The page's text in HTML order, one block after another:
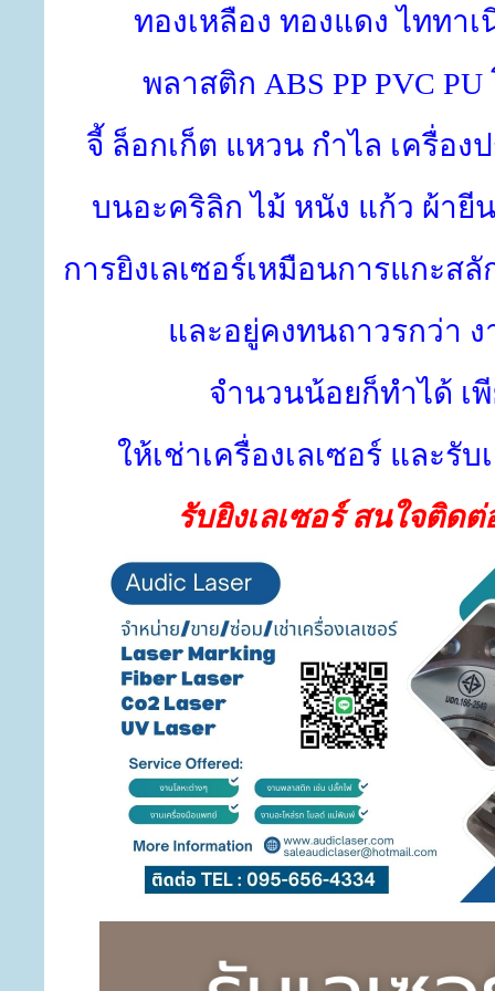
ทองเหลือง ทองแดง ไททา
พลาสติก ABS PP PVC
จี้ ล็อกเก็ต แหวน กำไล เครื่อง
บนอะคริลิก ไม้ หนัง แก้ว ผ้ายี
การยิงเลเซอร์เหมือนการแกะส
และอยู่คงทนถาวรกว่า
จำนวนน้อยก็ทำได้ เ
ให้เช่าเครื่องเลเซอร์ และรั
รับยิงเลเซอร์ สนใจติดต่